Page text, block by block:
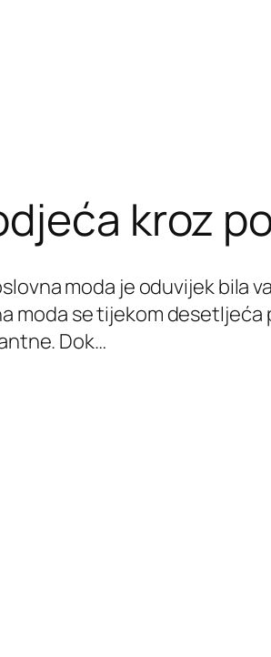
kroz
moda je oduvijek bila
moda se tijekom
Dok…